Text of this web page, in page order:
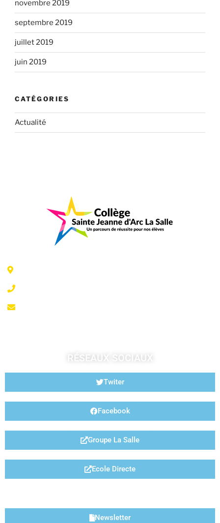
novembre 2019
septembre 2019
juillet 2019
juin 2019
CATÉGORIES
Actualité
RÉSEAUX SOCIAUX
Twiter
Facebook
Groupe La Salle
Ecole Directe
Newsletter